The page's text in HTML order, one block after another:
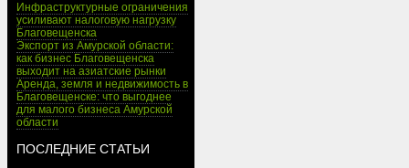
Инфраструктурные ограничения
усиливают налоговую нагрузку
Благовещенска
Экспорт из Амурской области:
как бизнес Благовещенска
выходит на азиатские рынки
Аренда, земля и недвижимость в
Благовещенске: что выгоднее
для малого бизнеса Амурской
области
ПОСЛЕДНИЕ СТАТЬИ